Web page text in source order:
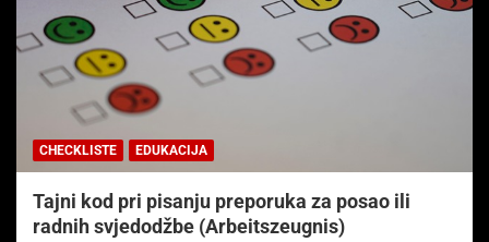
CHECKLISTE EDUKACIJA
Tajni kod pri pisanju preporuka za posao ili
radnih svjedodžbe (Arbeitszeugnis)